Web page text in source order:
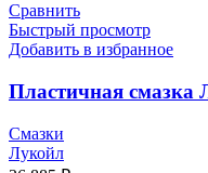
Сравнить
Быстрый просмотр
Добавить в избранное
Пластичная смазка
Смазки
Лукойл